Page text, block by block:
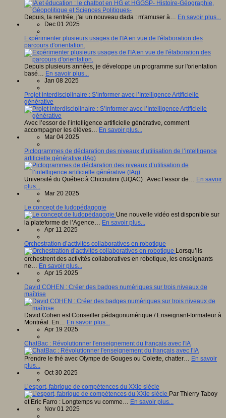
Depuis, la rentrée, j'ai un nouveau dada : m'amuser à… En savoir plus...
Dec 01 2025
Expérimenter plusieurs usages de l'IA en vue de l'élaboration des
parcours d'orientation.
Depuis plusieurs années, je développe un programme sur l'orientation
basé… En savoir plus...
Jan 08 2025
Projet interdisciplinaire : S’informer avec l’Intelligence Artificielle
générative
Avec l’essor de l’intelligence artificielle générative, comment
accompagner les élèves… En savoir plus...
Mar 04 2025
Pictogrammes de déclaration des niveaux d’utilisation de l’intelligence
artificielle générative (IAg)
Université du Québec à Chicoutimi (UQAC) : Avec l’essor de… En savoir
plus...
Mar 20 2025
Le concept de ludopédagogie
Une nouvelle vidéo est disponible sur
la plateforme de l’Agence… En savoir plus...
Apr 11 2025
Orchestration d’activités collaboratives en robotique
Lorsqu’ils
orchestrent des activités collaboratives en robotique, les enseignants
ne… En savoir plus...
Apr 15 2025
David COHEN : Créer des badges numériques sur trois niveaux de
maîtrise
David Cohen est Conseiller pédagonumérique / Enseignant-formateur à
Montréal. En… En savoir plus...
Apr 19 2025
ChatBac : Révolutionner l'enseignement du français avec l'IA
Prendre le thé avec Olympe de Gouges ou Colette, chatter… En savoir
plus...
Oct 30 2025
L’esport, fabrique de compétences du XXIe siècle
Par Thierry Taboy
et Eric Farro : Longtemps vu comme… En savoir plus...
Nov 01 2025